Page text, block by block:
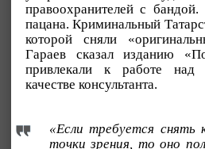
правоохранителей с
пацана. Криминальный
которой сняли
Гараев сказал изданию
привлекали к работе
качестве консультанта.
«Если требуется снять
точки зрения, то оно